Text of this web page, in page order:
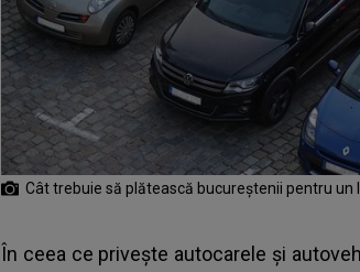
Cât trebuie să plătească bucureștenii pentru un
În ceea ce privește autocarele și